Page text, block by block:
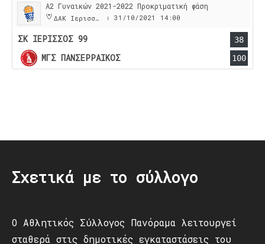
Α2 Γυναικών 2021-2022 Προκριματική φάση
ΔΑΚ Ιερισσου | 31/10/2021 14:00
ΣΚ ΙΕΡΙΣΣΟΣ 99 38
ΜΓΣ ΠΑΝΣΕΡΡΑΙΚΟΣ 100
Σχετικά με το σύλλογο
Ο Αθλητικός Σύλλογος Πανόραμα λειτουργεί
σταθερά στις δημοτικές εγκαταστάσεις του